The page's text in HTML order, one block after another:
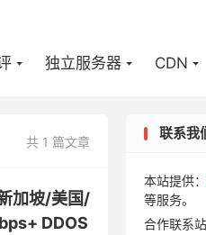
独立服务器 CDN
共 1 篇文章
加坡/美国/
DDOS
联系我
本站提供：
等服务。
合作联系